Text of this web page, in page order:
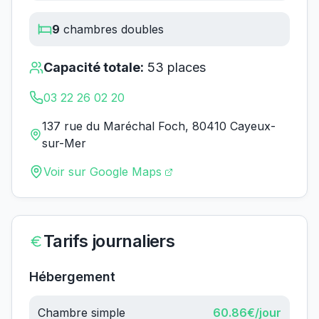
9 chambres doubles
Capacité totale: 53 places
03 22 26 02 20
137 rue du Maréchal Foch, 80410 Cayeux-
sur-Mer
Voir sur Google Maps
Tarifs journaliers
Hébergement
Chambre simple 60.86€/jour